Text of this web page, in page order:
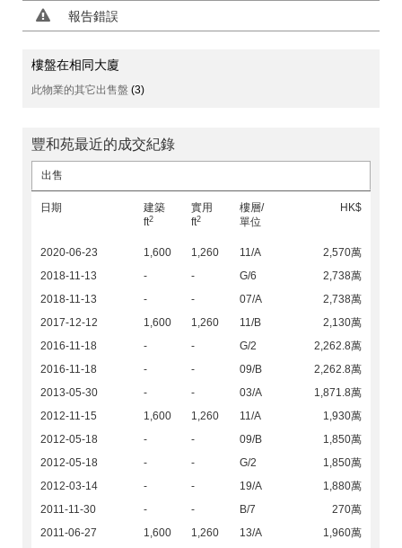
報告錯誤
樓盤在相同大廈
此物業的其它出售盤 (3)
豐和苑最近的成交紀錄
出售
日期
建築
ft2
實用
ft2
樓層/
單位
HK$
2020-06-23 1,600 1,260 11/A
2,570萬
2018-11-13
- - G/6
2,738萬
2018-11-13
- - 07/A
2,738萬
2017-12-12
1,600 1,260 11/B
2,130萬
2016-11-18
- - G/2
2,262.8萬
2016-11-18
- - 09/B
2,262.8萬
2013-05-30
- - 03/A
1,871.8萬
2012-11-15
1,600 1,260 11/A
1,930萬
2012-05-18
- - 09/B
1,850萬
2012-05-18
- - G/2
1,850萬
2012-03-14
- - 19/A
1,880萬
2011-11-30
- - B/7
270萬
2011-06-27
1,600 1,260 13/A
1,960萬